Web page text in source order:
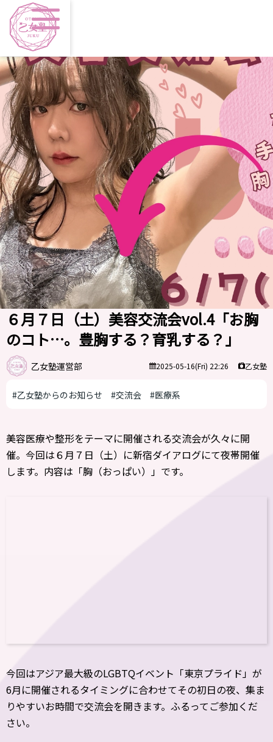
６月７日（土）美容交流会vol.4「お胸
のコト…。豊胸する？育乳する？」
乙女塾運営部 2025-05-16(Fri) 22:26 乙女塾
#乙女塾からのお知らせ #交流会 #医療系
美容医療や整形をテーマに開催される交流会が久々に開
催。今回は６月７日（土）に新宿ダイアログにて夜帯開催
します。内容は「胸（おっぱい）」です。
今回はアジア最大級のLGBTQイベント「東京プライド」が
6月に開催されるタイミングに合わせてその初日の夜、集ま
りやすいお時間で交流会を開きます。ふるってご参加くだ
さい。